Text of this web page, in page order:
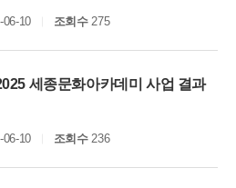
06-10 조회수275
세종문화아카데미 사업 결과
06-10 조회수236